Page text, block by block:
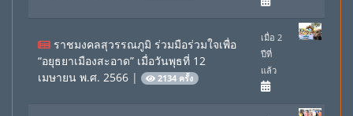
ราชมงคลสุวรรณภูมิ ร่วมมือร่วมใจเพื่อ
“อยุธยาเมืองสะอาด” เมื่อวันพุธที่ 12
เมษายน พ.ศ. 2566 | 2134 ครั้ง
เมื่อ 2
ปีที่
แล้ว